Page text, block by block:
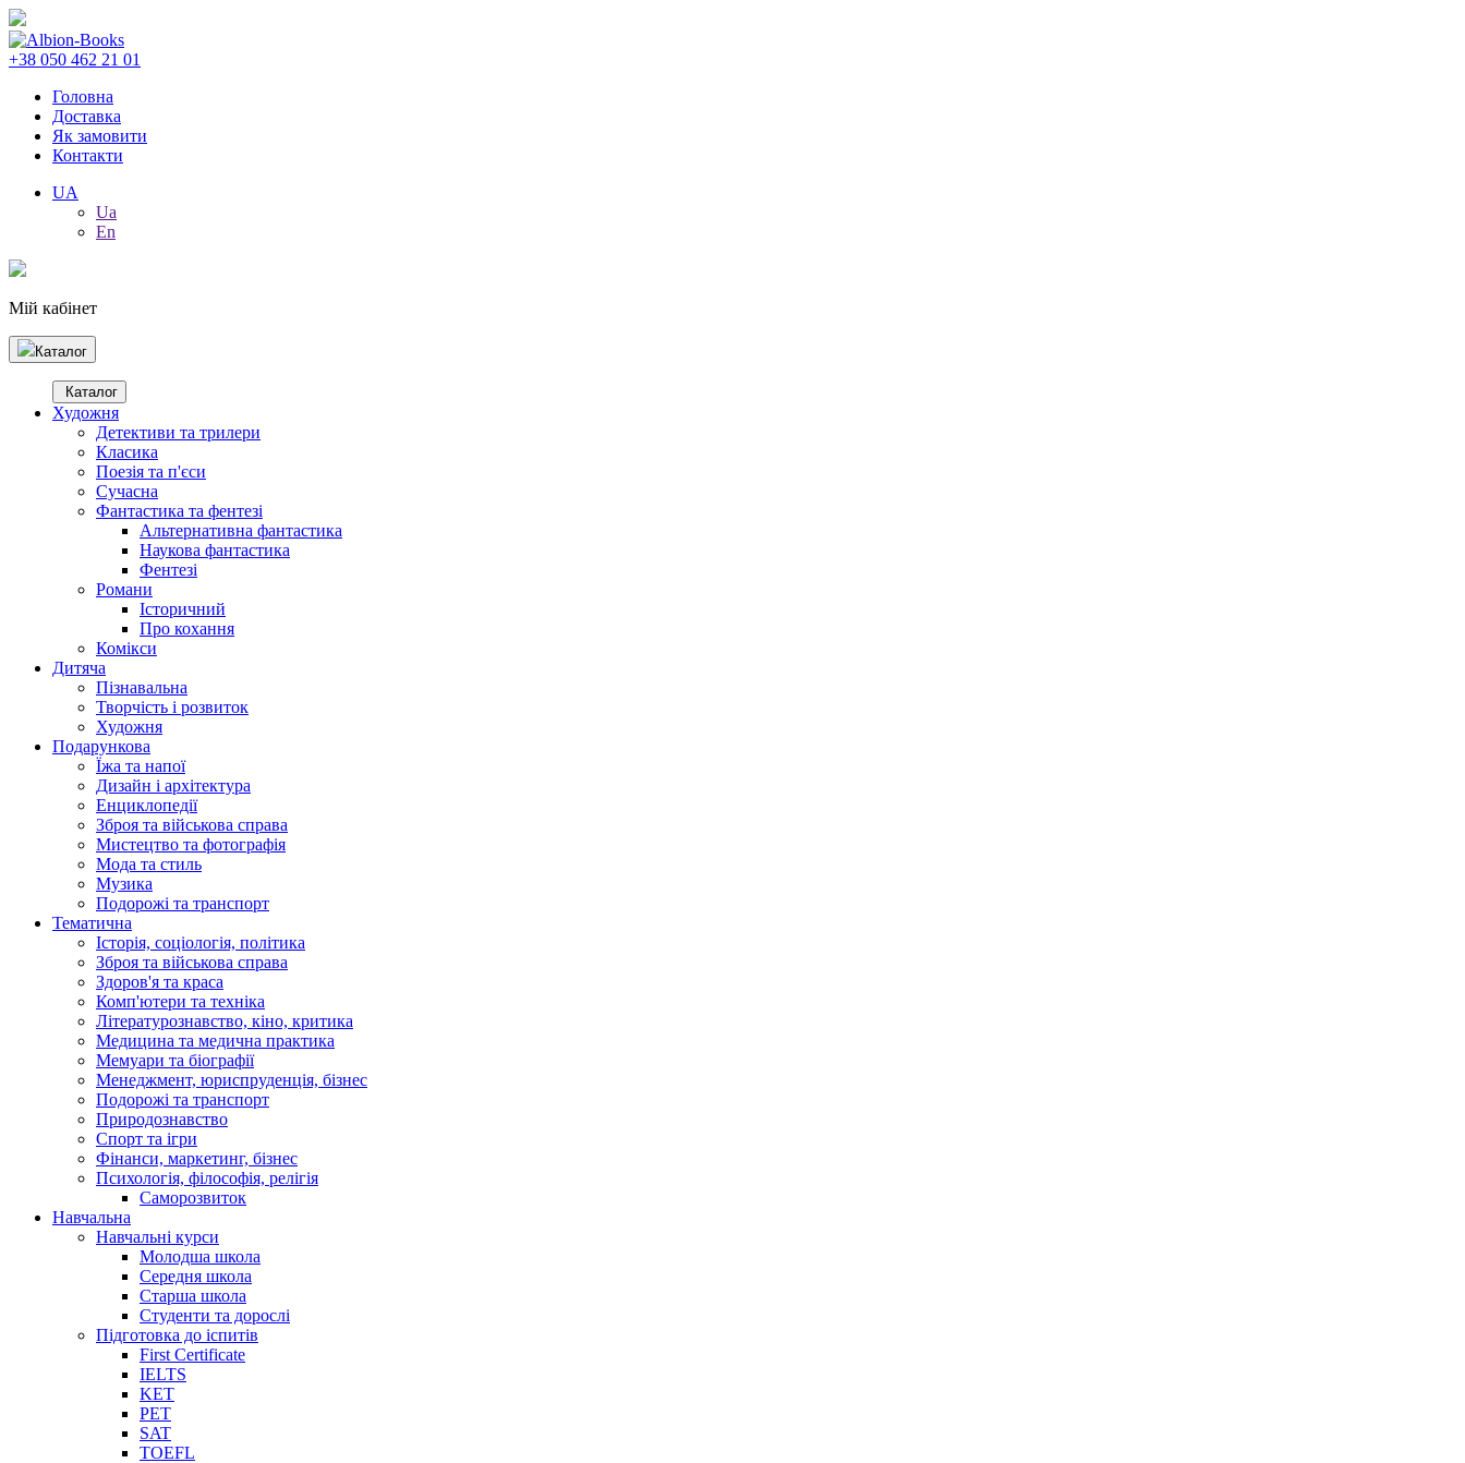
+38 050 462 21 01
Головна
Доставка
Як замовити
Контакти
UA
Ua
En
Мій кабінет
Каталог
Каталог
Художня
Детективи та трилери
Класика
Поезія та п'єси
Сучасна
Фантастика та фентезі
Альтернативна фантастика
Наукова фантастика
Фентезі
Романи
Історичний
Про кохання
Комікси
Дитяча
Пізнавальна
Творчість і розвиток
Художня
Подарункова
Їжа та напої
Дизайн і архітектура
Енциклопедії
Зброя та військова справа
Мистецтво та фотографія
Мода та стиль
Музика
Подорожі та транспорт
Тематична
Історія, соціологія, політика
Зброя та військова справа
Здоров'я та краса
Комп'ютери та техніка
Літературознавство, кіно, критика
Медицина та медична практика
Мемуари та біографії
Менеджмент, юриспруденція, бізнес
Подорожі та транспорт
Природознавство
Спорт та ігри
Фінанси, маркетинг, бізнес
Психологія, філософія, релігія
Саморозвиток
Навчальна
Навчальні курси
Молодша школа
Середня школа
Старша школа
Студенти та дорослі
Підготовка до іспитів
First Certificate
IELTS
KET
PET
SAT
TOEFL